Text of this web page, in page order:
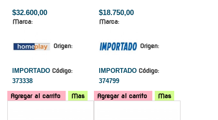
$32.600,00
Marca:
Origen:
IMPORTADO Código:
373338
Agregar al carrito Mas
$18.750,00
Marca:
Origen:
IMPORTADO Código:
374799
Agregar al carrito
Mas